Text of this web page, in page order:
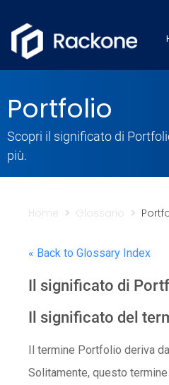
Portfolio
Scopri il significato di
più.
Home Glossario
« Back to Glossary Index
Il significato di
Il significato del
Il termine Portfolio deriva
Solitamente, questo